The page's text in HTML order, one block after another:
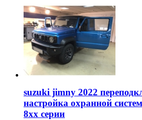
suzuki jimny 2022
настройка охранной
8xx серии